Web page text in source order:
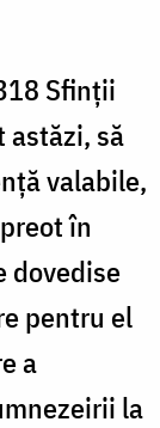
Sfinţii
astăzi, să
valabile,
în
dovedise
pentru el
a
la